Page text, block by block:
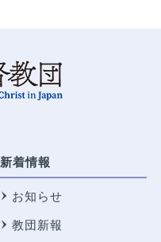
新着情報
お知らせ
教団新報